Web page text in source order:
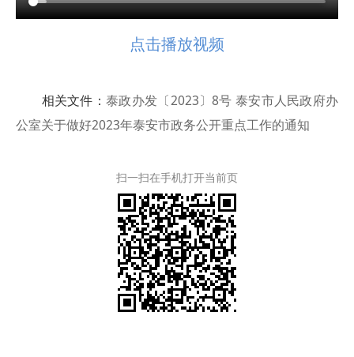
点击播放视频
相关文件：泰政办发〔2023〕8号 泰安市人民政府办
公室关于做好2023年泰安市政务公开重点工作的通知
扫一扫在手机打开当前页